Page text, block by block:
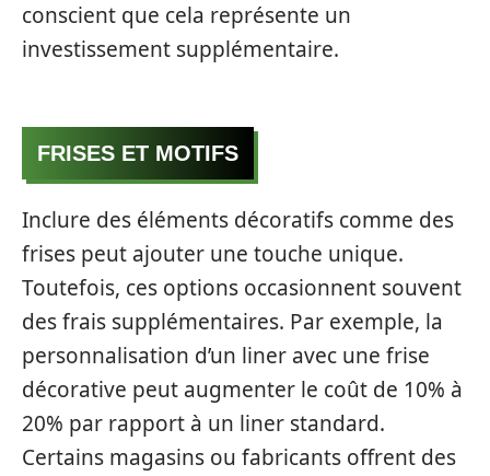
conscient que cela représente un
investissement supplémentaire.
FRISES ET MOTIFS
Inclure des éléments décoratifs comme des
frises peut ajouter une touche unique.
Toutefois, ces options occasionnent souvent
des frais supplémentaires. Par exemple, la
personnalisation d’un liner avec une frise
décorative peut augmenter le coût de 10% à
20% par rapport à un liner standard.
Certains magasins ou fabricants offrent des